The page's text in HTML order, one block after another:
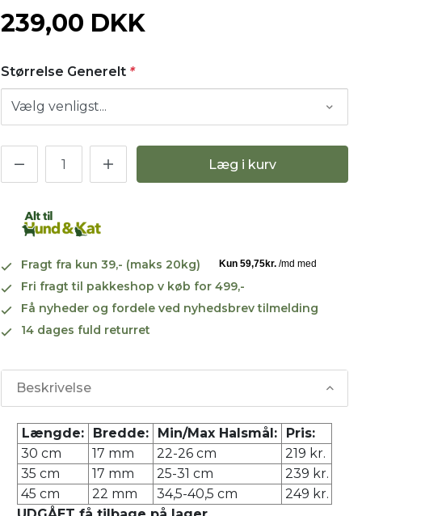
239,00 DKK
Størrelse Generelt *
Læg i kurv
Fragt fra kun 39,- (maks 20kg)
Fri fragt til pakkeshop v køb for 499,-
Få nyheder og fordele ved nyhedsbrev tilmelding
14 dages fuld returret
Beskrivelse
Længde: Bredde: Min/Max Halsmål:
Pris:
30 cm
17 mm 22-26 cm
219 kr.
35 cm
17 mm 25-31 cm
239 kr.
45 cm
22 mm 34,5-40,5 cm
249 kr.